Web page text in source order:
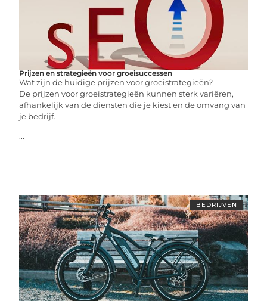
Prijzen en strategieën voor groeisuccessen
Wat zijn de huidige prijzen voor groeistrategieën?
De prijzen voor groeistrategieën kunnen sterk variëren,
afhankelijk van de diensten die je kiest en de omvang van
je bedrijf.
...
BEDRIJVEN